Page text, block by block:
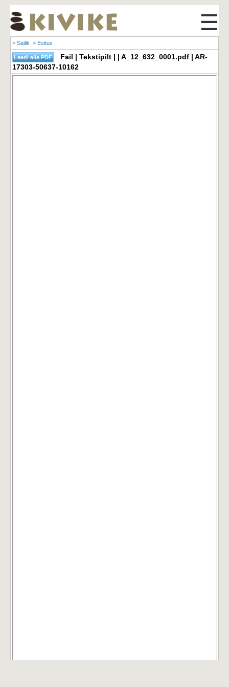
☰
> Säilik > Esitus
Fail | Tekstipilt | | A_12_632_0001.pdf | AR-
17303-50637-10162